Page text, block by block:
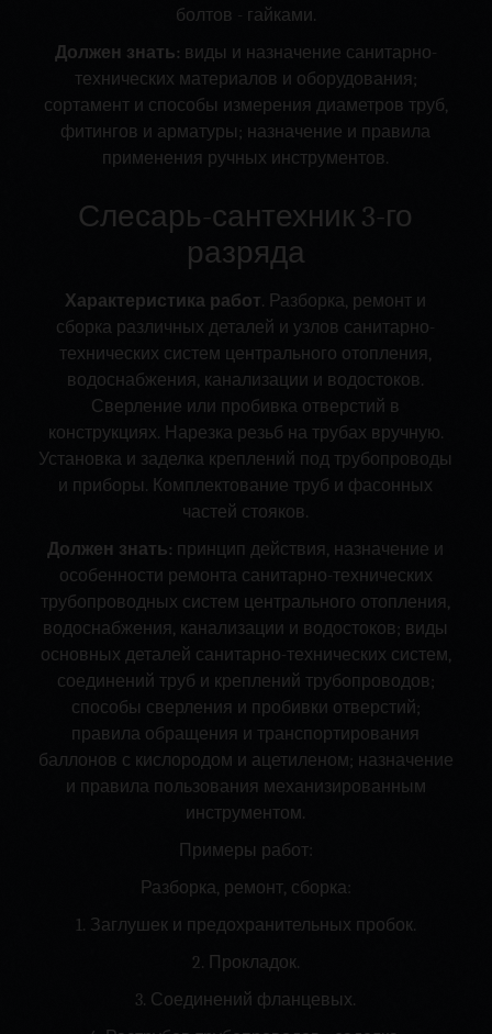
болтов - гайками.
Должен знать: виды и назначение санитарно-
технических материалов и оборудования;
сортамент и способы измерения диаметров труб,
фитингов и арматуры; назначение и правила
применения ручных инструментов.
Слесарь-сантехник 3-го
разряда
Характеристика работ. Разборка, ремонт и
сборка различных деталей и узлов санитарно-
технических систем центрального отопления,
водоснабжения, канализации и водостоков.
Сверление или пробивка отверстий в
конструкциях. Нарезка резьб на трубах вручную.
Установка и заделка креплений под трубопроводы
и приборы. Комплектование труб и фасонных
частей стояков.
Должен знать: принцип действия, назначение и
особенности ремонта санитарно-технических
трубопроводных систем центрального отопления,
водоснабжения, канализации и водостоков; виды
основных деталей санитарно-технических систем,
соединений труб и креплений трубопроводов;
способы сверления и пробивки отверстий;
правила обращения и транспортирования
баллонов с кислородом и ацетиленом; назначение
и правила пользования механизированным
инструментом.
Примеры работ:
Разборка, ремонт, сборка:
1. Заглушек и предохранительных пробок.
2. Прокладок.
3. Соединений фланцевых.